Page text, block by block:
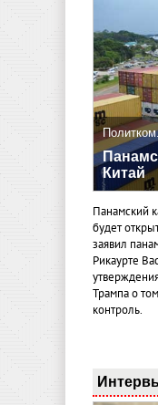
Китай
Панамский
будет
заявил
Рикаурте
Трампа о
контроль.